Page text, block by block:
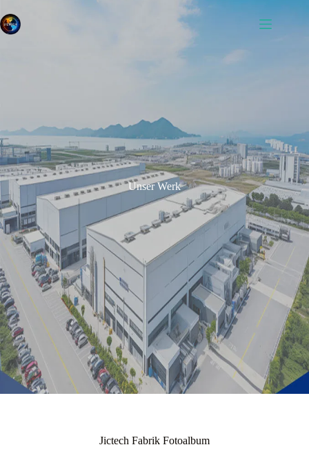
Unser Werk
Jictech Fabrik Fotoalbum